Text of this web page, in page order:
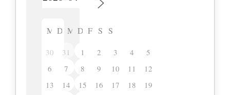
M D M D F S S
30 31 1 2 3 4
5
6
7 8 9 10 11
12
13
14 15 16 17 18
19